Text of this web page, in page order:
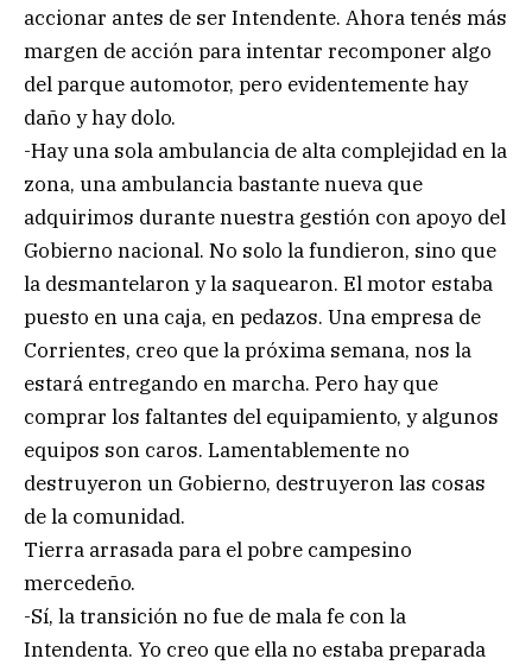
accionar antes de ser Intendente. Ahora tenés más
margen de acción para intentar recomponer algo
del parque automotor, pero evidentemente hay
daño y hay dolo.
-Hay una sola ambulancia de alta complejidad en la
zona, una ambulancia bastante nueva que
adquirimos durante nuestra gestión con apoyo del
Gobierno nacional. No solo la fundieron, sino que
la desmantelaron y la saquearon. El motor estaba
puesto en una caja, en pedazos. Una empresa de
Corrientes, creo que la próxima semana, nos la
estará entregando en marcha. Pero hay que
comprar los faltantes del equipamiento, y algunos
equipos son caros. Lamentablemente no
destruyeron un Gobierno, destruyeron las cosas
de la comunidad.
Tierra arrasada para el pobre campesino
mercedeño.
-Sí, la transición no fue de mala fe con la
Intendenta. Yo creo que ella no estaba preparada